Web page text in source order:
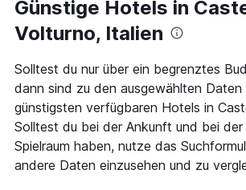
anzeigt.
das
Aufenthaltsdatum
rückt.
Diagramm
hat
1
X-
Achse,
die
die
Günstige Hotels in
Volturno, Italien
Solltest du nur über ein begrenztes
dann sind zu den ausgewählten Daten
günstigsten verfügbaren Hotels in
Solltest du bei der Ankunft und bei der
Spielraum haben, nutze das
andere Daten einzusehen und zu